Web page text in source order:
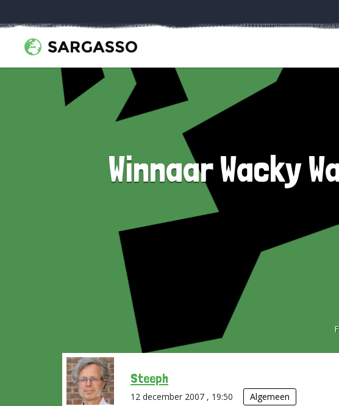
Winnaar Wacky
Steeph
12 december 2007 , 19:50 Algemeen